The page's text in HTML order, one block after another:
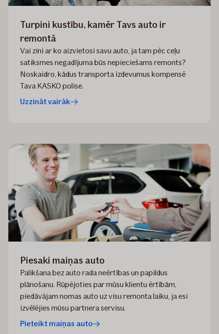
Turpini kustību, kamēr Tavs auto ir
remontā
Vai zini ar ko aizvietosi savu auto, ja tam pēc ceļu
satiksmes negadījuma būs nepieciešams remonts?
Noskaidro, kādus transporta izdevumus kompensē
Tava KASKO polise.
Uzzināt vairāk
Piesaki maiņas auto
Palikšana bez auto rada neērtības un papildus
plānošanu. Rūpējoties par mūsu klientu ērtībām,
piedāvājam nomas auto uz visu remonta laiku, ja esi
izvēlējies mūsu partnera servisu.
Pieteikt maiņas auto